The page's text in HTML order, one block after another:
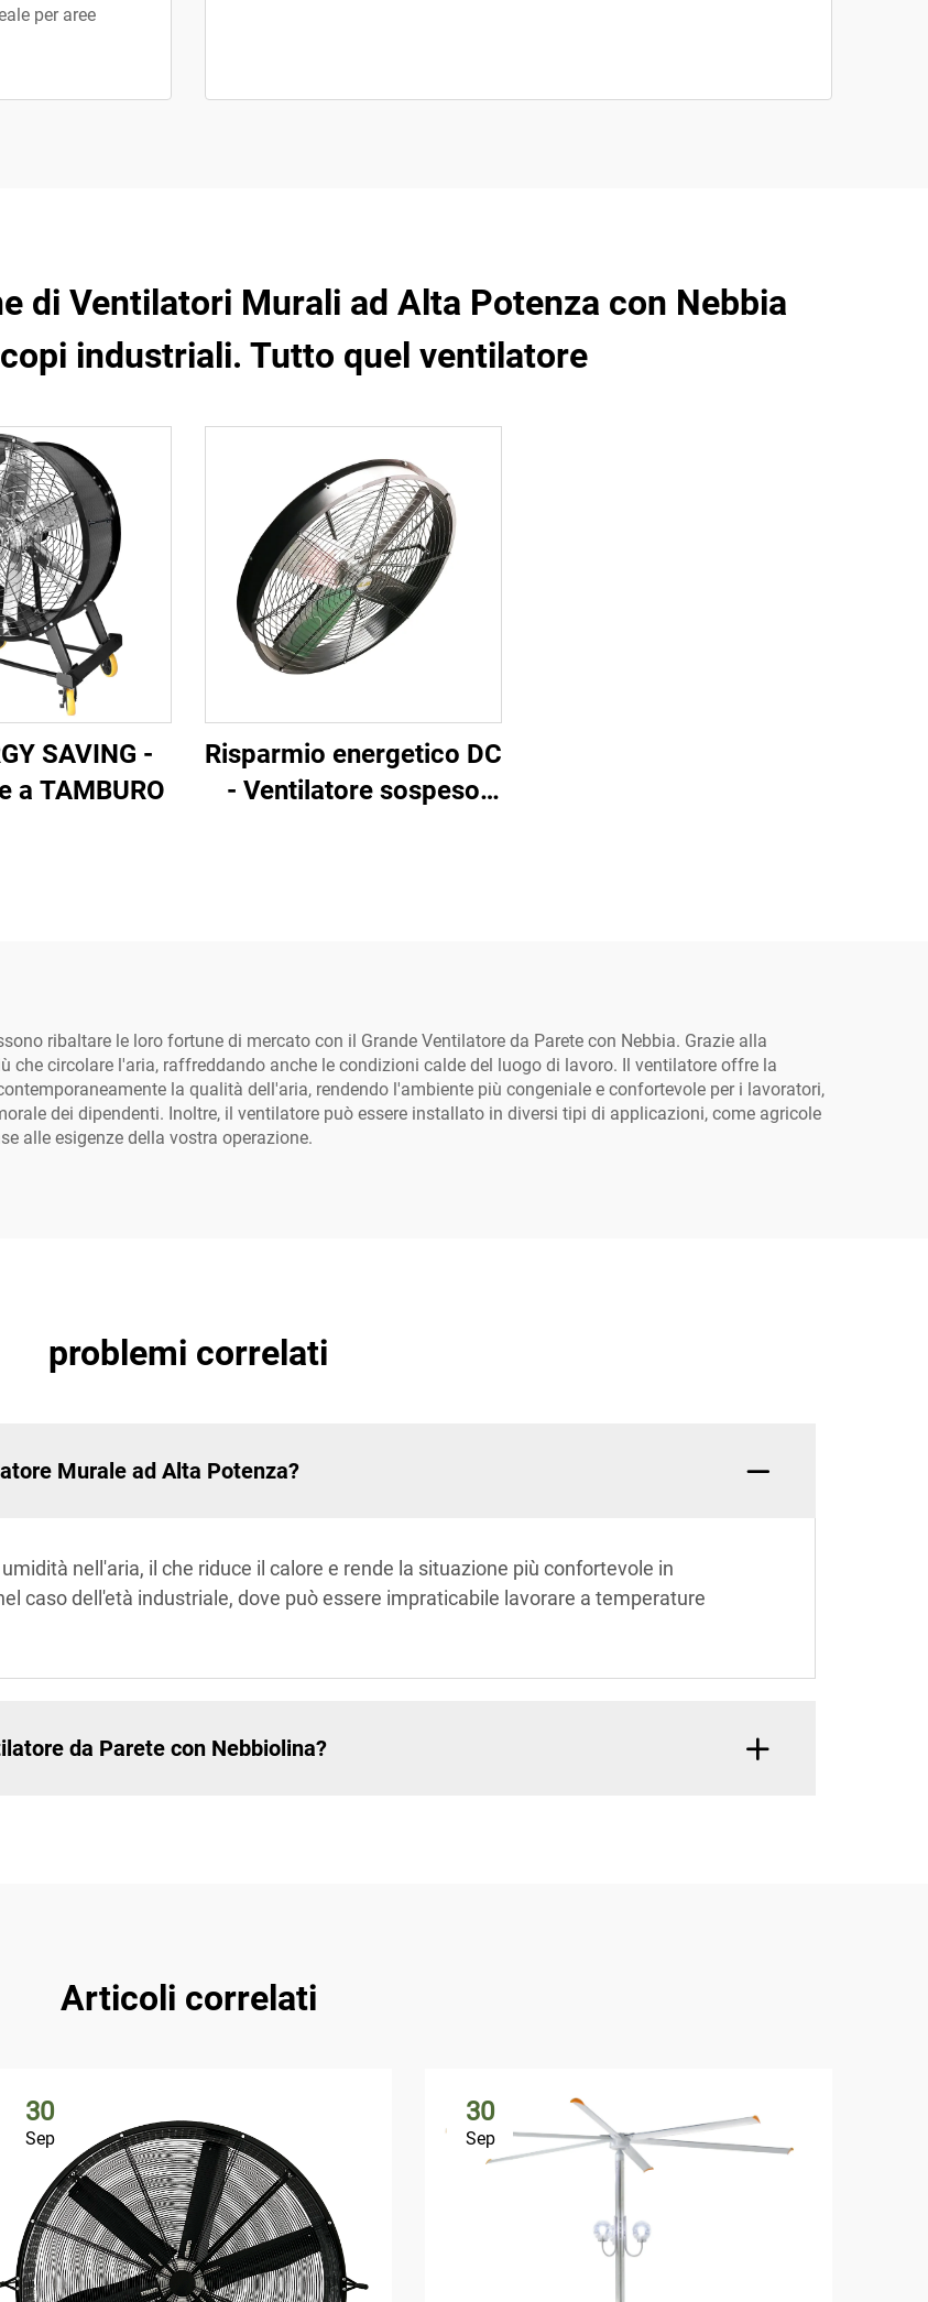
per aree
di Ventilatori Murali ad Alta Potenza con Nebbia
industriali. Tutto quel ventilatore
SAVING -
a TAMBURO
Risparmio energetico DC
- Ventilatore sospeso
ribaltare le loro fortune di mercato con il Grande Ventilatore da Parete con Nebbia. Grazie alla
circolare l'aria, raffreddando anche le condizioni calde del luogo di lavoro. Il ventilatore offre la
la qualità dell'aria, rendendo l'ambiente più congeniale e confortevole per i lavoratori,
dei dipendenti. Inoltre, il ventilatore può essere installato in diversi tipi di applicazioni, come agricole
alle esigenze della vostra operazione.
problemi correlati
Murale ad Alta Potenza?
nell'aria, il che riduce il calore e rende la situazione più confortevole in
caso dell'età industriale, dove può essere impraticabile lavorare a temperature
da Parete con Nebbiolina?
Articoli correlati
30
Sep
30
Sep